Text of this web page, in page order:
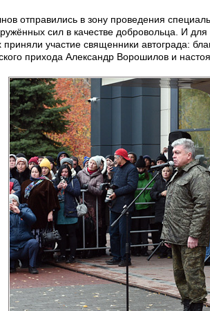
отправились в зону проведения
сил в качестве добровольца. И
участие священники автограда:
прихода Александр Ворошилов и